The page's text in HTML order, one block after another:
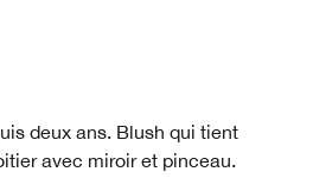
deux ans. Blush qui tient
avec miroir et pinceau.